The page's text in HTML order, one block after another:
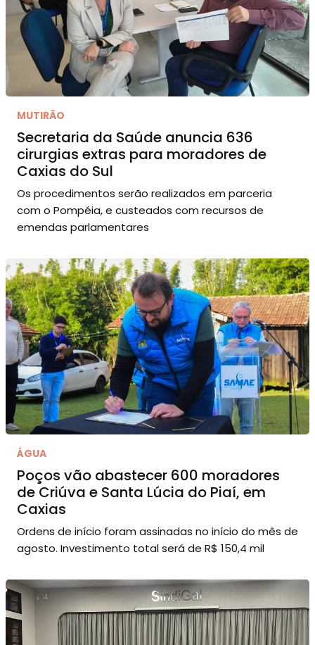
MUTIRÃO
Secretaria da Saúde anuncia 636
cirurgias extras para moradores de
Caxias do Sul
Os procedimentos serão realizados em parceria
com o Pompéia, e custeados com recursos de
emendas parlamentares
ÁGUA
Poços vão abastecer 600 moradores
de Criúva e Santa Lúcia do Piaí, em
Caxias
Ordens de início foram assinadas no início do mês de
agosto. Investimento total será de R$ 150,4 mil